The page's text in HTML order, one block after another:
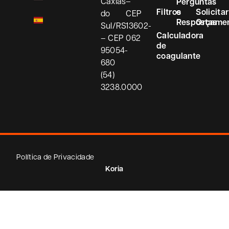
do
Sul/RS
– CEP
95054-
680
(54)
3238.0000
CEP
13602-
062
Filtros
Calculadora
de
coagulante
e
Respostas
Solicitar
Política de Privacidade
Koria